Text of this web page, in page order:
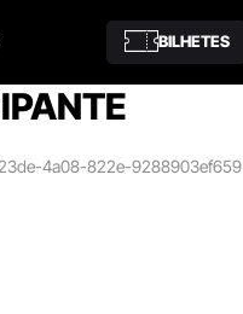
BILHETES
4a08-822e-9288903ef659